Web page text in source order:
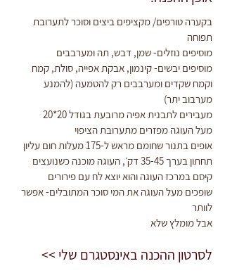
בקערה טורפים/ מקציפים ביצים וסוכר לתערובת
תפוחה
מוסיפים נוזלים- שמן, דבש, תה ומערבבים
מוסיפים יבשים- קינמון, אבקת אפייה, סולת, קמח
וקמח שקדים ומערבבים רק להטמעה (להמנע
מערבוב יתר)
מעבירים לתבנית אפיה מרובעת בגודל 20*20
מעל העוגה מפזרים מתערובת הציפוי
אופים בתנור שחומם מראש ל-175 מעלות חום עליון
תחתון בערך 35-45 דק׳, העוגה מוכנה כשנועצים
קיסם במרכז העוגה והוא יוצא לח עם פירורים
שופכים מעל העוגה את המי סוכר המתובלים- אפשר
לוותר
אבל מומלץ שלא
לסרטון ההכנה באינסטגרם שלי >>